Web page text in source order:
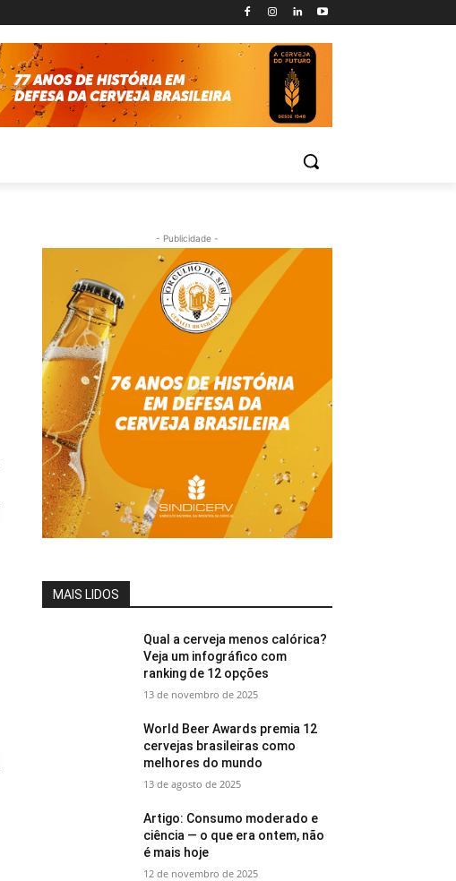
- Publicidade -
MAIS LIDOS
Qual a cerveja menos calórica?
Veja um infográfico com
ranking de 12 opções
13 de novembro de 2025
World Beer Awards premia 12
cervejas brasileiras como
melhores do mundo
13 de agosto de 2025
Artigo: Consumo moderado e
ciência — o que era ontem, não
é mais hoje
12 de novembro de 2025